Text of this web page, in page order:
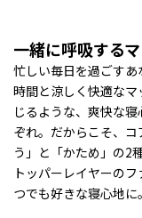
一緒に呼吸する
忙しい毎日を過ごす
時間と涼しく快適な
じるような、爽快な
ぞれ。だからこそ、
う」と「かため」の2
トッパーレイヤーの
つでも好きな寝心地に。